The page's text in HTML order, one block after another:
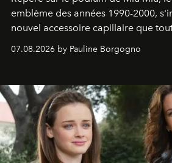
emblème des années 1990-2000,
nouvel accessoire capillaire que
07.08.2026 by Pauline Borgogno